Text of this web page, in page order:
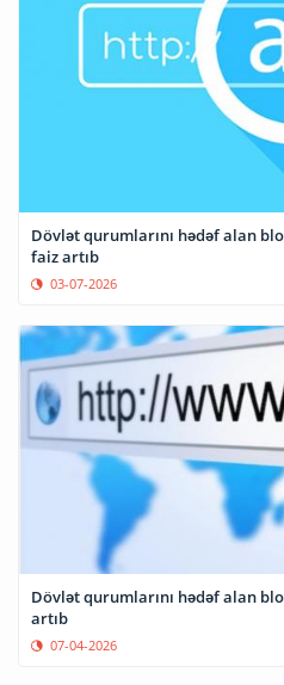
Dövlət qurumlarını hədəf alan
faiz artıb
03-07-2026
Dövlət qurumlarını hədəf alan
artıb
07-04-2026